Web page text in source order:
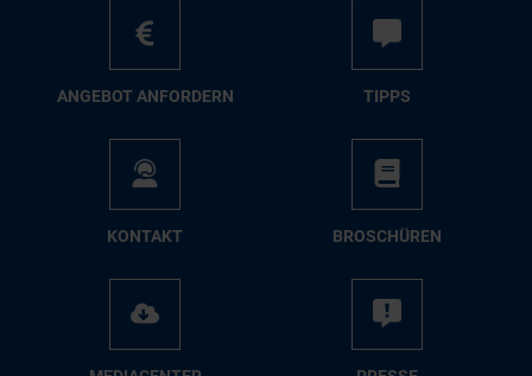
AN­GE­BOT AN­FOR­DERN TIPPS
KON­TAKT BRO­SCHÜ­REN